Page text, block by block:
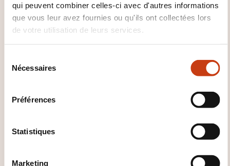
qui peuvent combiner celles-ci avec d'autres informations
que vous leur avez fournies ou qu'ils ont collectées lors
de votre utilisation de leurs services.
Nécessaires
Préférences
Statistiques
Marketing
Un support de cours est remis lors de chaque
formation.
Comment contacter
l’organisme de formation
?